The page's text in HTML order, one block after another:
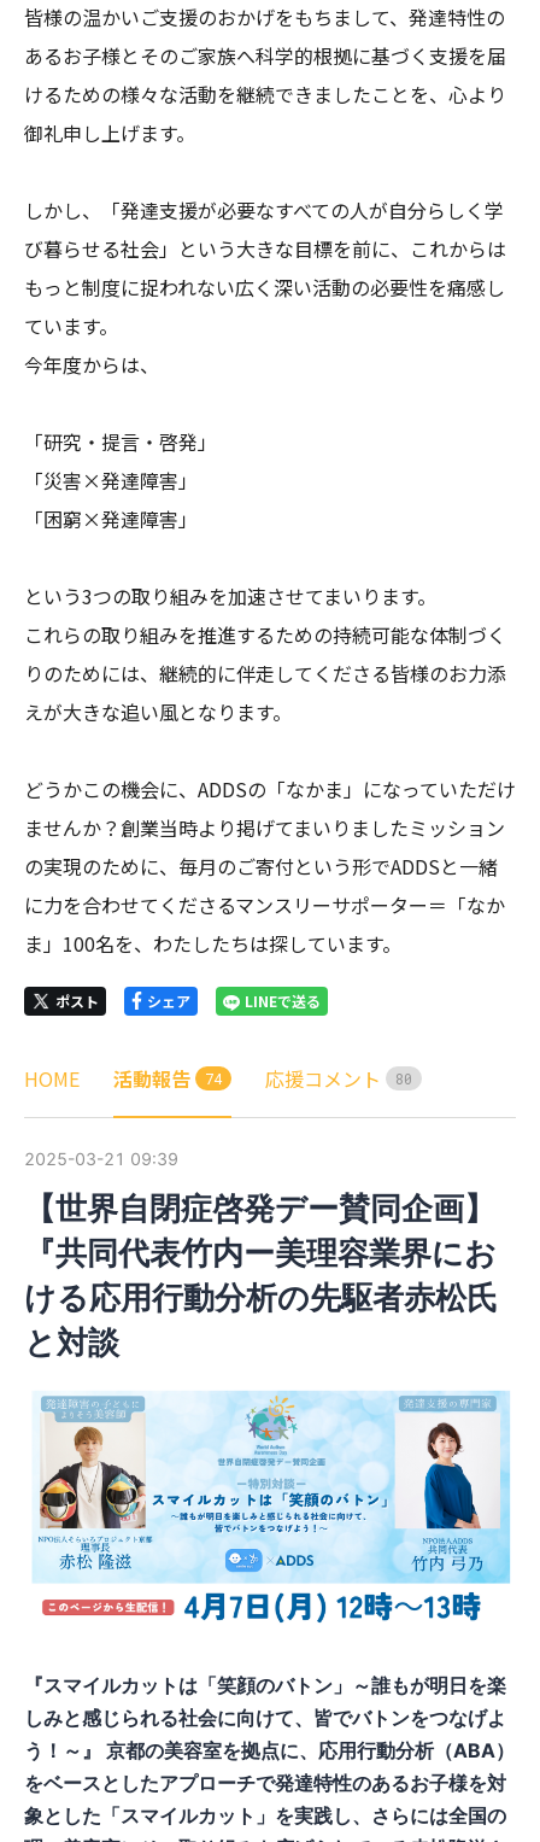
皆様の温かいご支援のおかげをもちまして、発達特性の
あるお子様とそのご家族へ科学的根拠に基づく支援を届
けるための様々な活動を継続できましたことを、心より
御礼申し上げます。
しかし、「発達支援が必要なすべての人が自分らしく学
び暮らせる社会」という大きな目標を前に、これからは
もっと制度に捉われない広く深い活動の必要性を痛感し
ています。
今年度からは、
「研究・提言・啓発」
「災害×発達障害」
「困窮×発達障害」
という3つの取り組みを加速させてまいります。
これらの取り組みを推進するための持続可能な体制づく
りのためには、継続的に伴走してくださる皆様のお力添
えが大きな追い風となります。
どうかこの機会に、ADDSの「なかま」になっていただけ
ませんか？創業当時より掲げてまいりましたミッション
の実現のために、毎月のご寄付という形でADDSと一緒
に力を合わせてくださるマンスリーサポーター＝「なか
ま」100名を、わたしたちは探しています。
ポスト シェア LINEで送る
HOME 活動報告 74 応援コメント 80
2025-03-21 09:39
【世界自閉症啓発デー賛同企画】
『共同代表竹内ー美理容業界にお
ける応用行動分析の先駆者赤松氏
と対談
『スマイルカットは「笑顔のバトン」～誰もが明日を楽
しみと感じられる社会に向けて、皆でバトンをつなげよ
う！～』 京都の美容室を拠点に、応用行動分析（ABA）
をベースとしたアプローチで発達特性のあるお子様を対
象とした「スマイルカット」を実践し、さらには全国の